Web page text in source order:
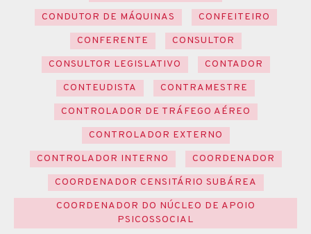
CONDUTOR DE MÁQUINAS
CONFEITEIRO
CONFERENTE
CONSULTOR
CONSULTOR LEGISLATIVO
CONTADOR
CONTEUDISTA
CONTRAMESTRE
CONTROLADOR DE TRÁFEGO AÉREO
CONTROLADOR EXTERNO
CONTROLADOR INTERNO
COORDENADOR
COORDENADOR CENSITÁRIO SUBÁREA
COORDENADOR DO NÚCLEO DE APOIO
PSICOSSOCIAL